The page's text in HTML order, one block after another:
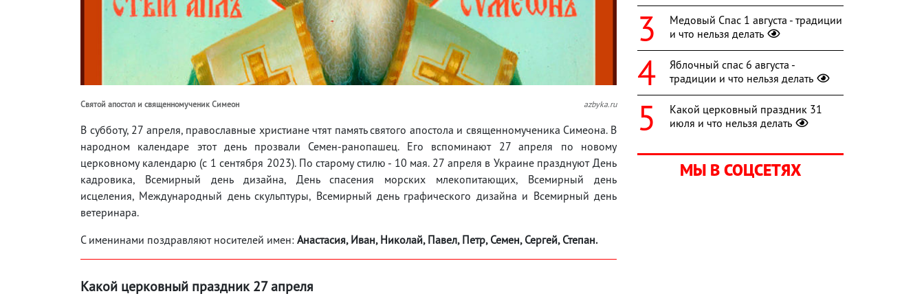
Святой апостол и священномученик Симеон azbyka.ru
В субботу, 27 апреля, православные христиане чтят память святого апостола и священномученика Симеона. В
народном календаре этот день прозвали Семен-ранопашец. Его вспоминают 27 апреля по новому
церковному календарю (с 1 сентября 2023). По старому стилю - 10 мая. 27 апреля в Украине празднуют День
кадровика, Всемирный день дизайна, День спасения морских млекопитающих, Всемирный день
исцеления, Международный день скульптуры, Всемирный день графического дизайна и Всемирный день
ветеринара.
С именинами поздравляют носителей имен: Анастасия, Иван, Николай, Павел, Петр, Семен, Сергей, Степан.
Какой церковный праздник 27 апреля
Медовый Спас 1 августа - традиции
и что нельзя делать
Яблочный спас 6 августа -
традиции и что нельзя делать
Какой церковный праздник 31
июля и что нельзя делать
МЫ В СОЦСЕТЯХ